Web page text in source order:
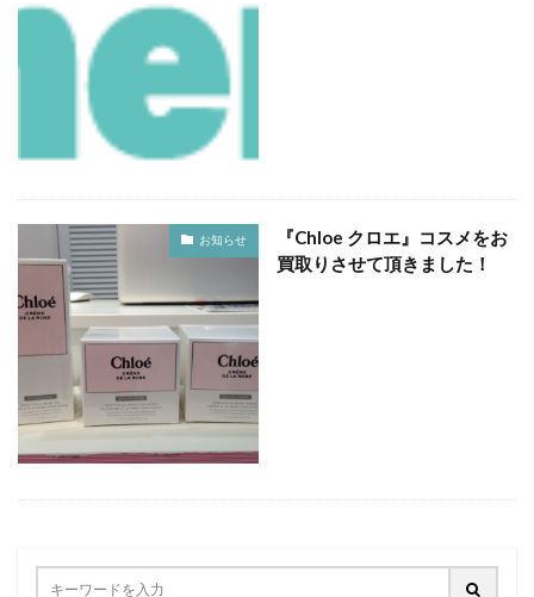
お知らせ
『Chloe クロエ』コスメをお
買取りさせて頂きました！